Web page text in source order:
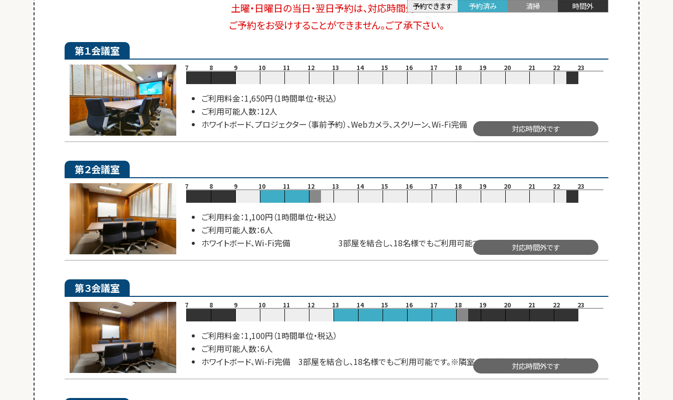
予約できます 予約済み 清掃 時間外
土曜・日曜日の当日・翌日予約は、対応時間外のため
ご予約をお受けすることができません。ご了承下さい。
第１会議室
7 8 9 10 11 12 13 14 15 16 17 18 19 20 21 22 23
ご利用料金：1,650円（1時間単位・税込）
ご利用可能人数：12人
ホワイトボード、プロジェクター（事前予約）、Webカメラ、スクリーン、Wi-Fi完備
対応時間外です
第２会議室
7 8 9 10 11 12 13 14 15 16 17 18 19 20 21 22 23
ご利用料金：1,100円（1時間単位・税込）
ご利用可能人数：6人
ホワイトボード、Wi-Fi完備 3部屋を結合し、18名様でもご利用可能です。
対応時間外です
第３会議室
7 8 9 10 11 12 13 14 15 16 17 18 19 20 21 22 23
ご利用料金：1,100円（1時間単位・税込）
ご利用可能人数：6人
ホワイトボード、Wi-Fi完備 3部屋を結合し、18名様でもご利用可能です。※隣室の声が聞こえる場合がございます。
対応時間外です